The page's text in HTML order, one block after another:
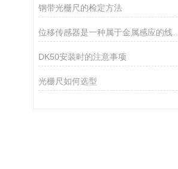
钢带光栅尺的检定方法
位移传感器是一种属于金属感应的线性器件
DK50安装时的注意事项
光栅尺如何选型